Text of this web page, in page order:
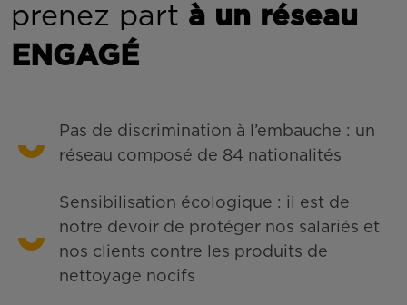
prenez part à un réseau
ENGAGÉ
Pas de discrimination à l’embauche : un
réseau composé de 84 nationalités
Sensibilisation écologique : il est de
notre devoir de protéger nos salariés et
nos clients contre les produits de
nettoyage nocifs